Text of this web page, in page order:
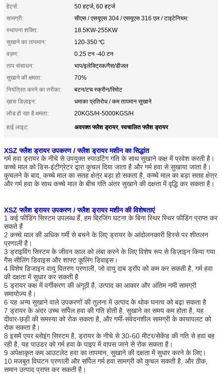
हेटर्स:
50 हर्ट्ज, 60 हर्ट्ज
सामग्री:
सीएस / एसयूएस 304 / एसयूएस 316 एल / टाइटेनियम:
स्थापना शक्ति:
18.5KW-255KW
सुखाने का तापमान:
120-350 ℃
वज़न:
0.25 टन -40 टन
ताप संसाधन:
भाप/इलेक्ट्रिक/गैस/डीजल
सुखाने की क्षमता:
70%
नियंत्रित करने का तरीका:
बटन/टच स्क्रीन/रिमोट
ख़ास डिज़ाइन:
धमाका प्रतिरोध / कम तापमान सुखाने
लोड हो रहा है क्षमता:
20KGS/H-5000KGS/H
हाई लाइट:
अवरक्त फ्लैश ड्रायर,स्वचालित फ्लैश ड्रायर
XSZ फ्लैश ड्रायर उपकरण / फ्लैश ड्रायर मशीन का सिद्धांत
गर्म हवा ड्रायर के नीचे से उपयुक्त स्पाउटिंग गति के साथ सुखाने कक्ष में प्रवेश करती है।
कच्चे माल को डिस-इंटीग्रेटर द्वारा कुचल दिया जाता है और गर्म हवा से सुखाया जाता है।
कुचलने के बाद, कच्चे माल का सतह क्षेत्र बड़ा हो सकता है, कच्चे माल का बड़ा सतह क्षेत्र
और गर्म हवा के साथ कच्चे माल के बीच गति अंतर सुखाने की दक्षता में वृद्धि कर सकता है।
XSZ फ्लैश ड्रायर उपकरण / फ्लैश ड्रायर मशीन की विशेषताएं
1 कई फीडिंग सिस्टम उपलब्ध हैं, हम ब्रिजिंग घटना के बिना स्थिर स्थिर फीडिंग प्राप्त कर
सकते हैं
2 कच्चे माल की अधिक गर्मी से बचने के लिए ड्रायर के आंदोलनकारी हिस्से पर शीतलन
प्रणाली है।
3 ड्राइविंग सिस्टम के जीवन काल को लंबा करने के लिए विशेष रूप से डिज़ाइन किया गया
गैस सीलिंग डिवाइस और शाफ्ट कूलिंग डिवाइस।
4 विशेष डिजाइन वायु वितरण प्रणाली, जो वायु दाब ड्रॉप को कम कर सकती है, गर्म हवा
की दक्षता में सुधार कर सकती है
5 ड्रायर कक्ष में वर्गीकरण की अंगूठी है, उत्पाद का आकार और अंतिम नमी सामग्री
समायोज्य है।
6 यह अन्य सुखाने वाले उपकरणों की तुलना में उत्पाद के थोक घनत्व को बढ़ा सकता है
7 ड्रायर के अंदर उच्च सर्पिल हवा की गति होती है, सुखाने का समय कम होता है, यह
दीवार-छड़ी की समस्या को रोक सकता है, और गर्मी-संवेदनशील सामग्री के कायापलट को
रोक सकता है।
8 इसमें एयर ब्लोइंग सिस्टम है, ड्रायर के नीचे से 30-60 मीटर/सेकेंड की गति से हवा बह
रही है, यह पाउडर को गर्म हवा के पाइप में वापस जाने से रोक सकता है।
9 अपेक्षाकृत कम आउटलेट हवा का तापमान, सुखाने की दक्षता में सुधार करने के लिए।
10 मजबूत विघटन प्रणाली और सर्पिल गर्म हवा सामग्री को कुचल सकती है, और ठीक,
समान उत्पाद प्राप्त कर सकती है।